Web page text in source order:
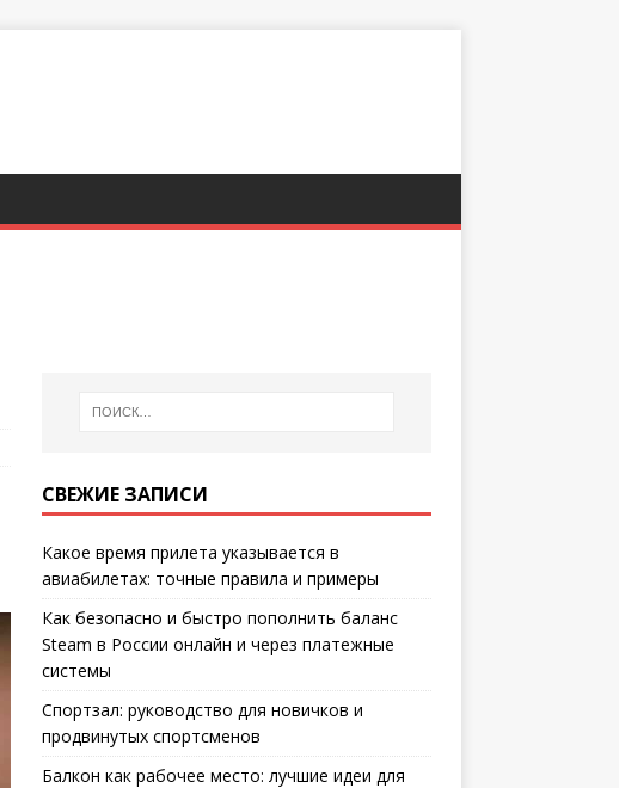
СВЕЖИЕ ЗАПИСИ
Какое время прилета указывается в
авиабилетах: точные правила и примеры
Как безопасно и быстро пополнить баланс
Steam в России онлайн и через платежные
системы
Спортзал: руководство для новичков и
продвинутых спортсменов
Балкон как рабочее место: лучшие идеи для